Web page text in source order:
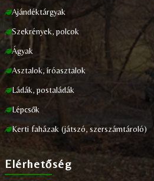
Ajándéktárgyak
Szekrények, polcok
Ágyak
Asztalok, íróasztalok
Ládák, postaládák
Lépcsők
Kerti faházak (játszó, szerszámtároló)
Elérhetőség